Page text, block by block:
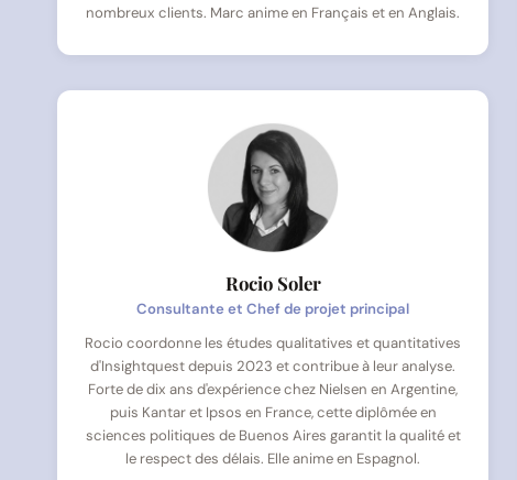
nombreux clients. Marc anime en Français et en Anglais.
Rocio Soler
Consultante et Chef de projet principal
Rocio coordonne les études qualitatives et quantitatives
d'Insightquest depuis 2023 et contribue à leur analyse.
Forte de dix ans d'expérience chez Nielsen en Argentine,
puis Kantar et Ipsos en France, cette diplômée en
sciences politiques de Buenos Aires garantit la qualité et
le respect des délais. Elle anime en Espagnol.